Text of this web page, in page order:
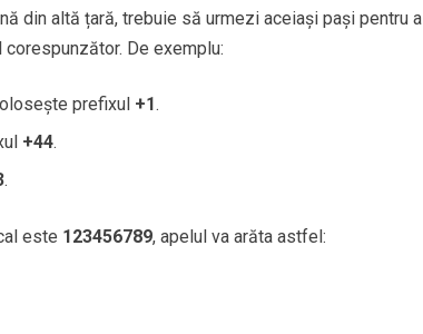
din altă țară, trebuie să urmezi aceiași pași pentru a
De exemplu:
prefixul +1.
+44.
.
este 123456789, apelul va arăta astfel: